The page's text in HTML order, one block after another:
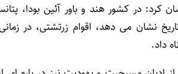
کرد: در کشور هند و باور آئین بودا،
نشان می دهد، اقوام زرتشتی، در
داد.